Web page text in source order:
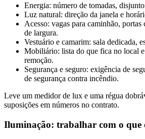
Energia: número de tomadas,
Luz natural: direção da janela e
Acesso: vagas para caminhão,
de largura.
Vestuário e camarim: sala dedicada,
Mobiliário: lista do que fica no local
remoção.
Segurança e seguro: exigência de
de segurança contra incêndio.
Leve um medidor de lux e uma régua
suposições em números no contrato.
Iluminação: trabalhar com o que